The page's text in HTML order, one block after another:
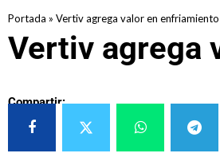
Portada » Vertiv agrega valor en
Vertiv agrega
Compartir: